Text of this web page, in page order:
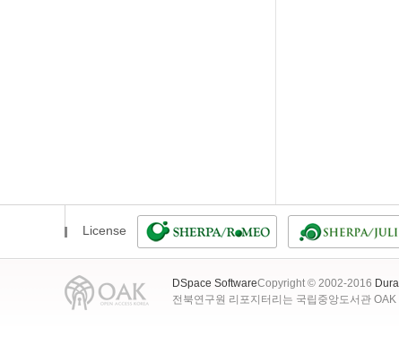
License
DSpace SoftwareCopyright © 2002-2016
전북연구원 리포지터리는 국립중앙도서관